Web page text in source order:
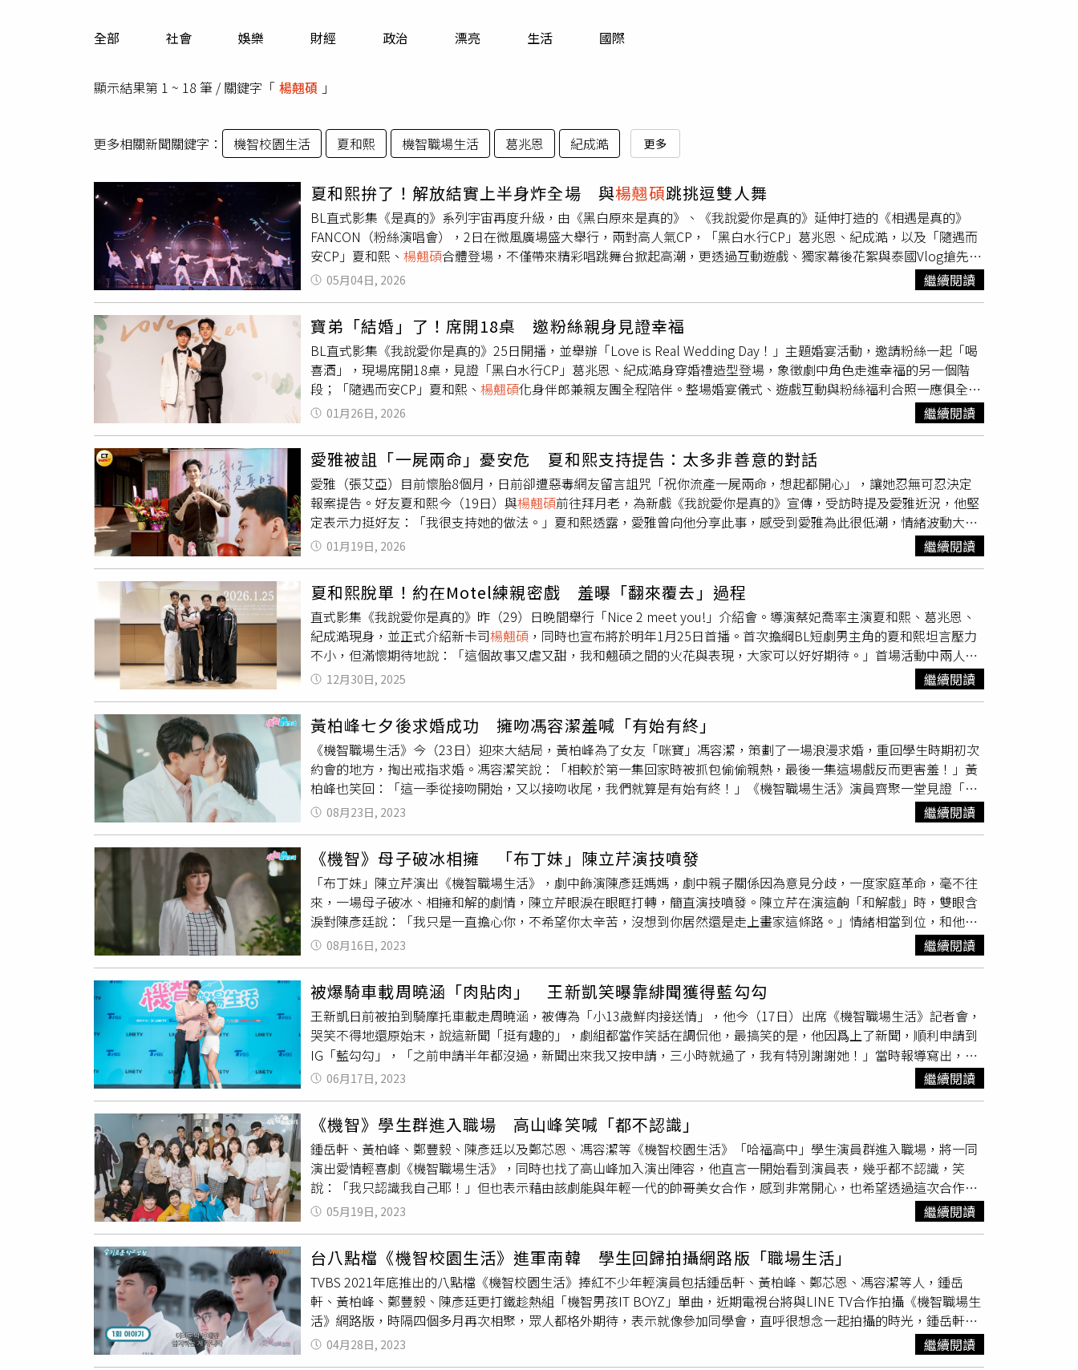
運勢
全部 社會 娛樂 財經 政治 漂亮 生活 國際
顯示結果第 1 ~ 18 筆 / 關鍵字「 楊翹碩 」
更多相關新聞關鍵字： 機智校園生活 夏和熙 機智職場生活 葛兆恩 紀成澔 更多
夏和熙拚了！解放結實上半身炸全場 與楊翹碩跳挑逗雙人舞
BL直式影集《是真的》系列宇宙再度升級，由《黑白原來是真的》、《我說愛你是真的》延伸打造的《相遇是真的》
FANCON（粉絲演唱會），2日在微風廣場盛大舉行，兩對高人氣CP，「黑白水行CP」葛兆恩、紀成澔，以及「隨遇而
安CP」夏和熙、 楊翹碩合體登場，不僅帶來精彩唱跳舞台掀起高潮，更透過互動遊戲、獨家幕後花絮與泰國Vlog搶先曝
光，將戲劇中的甜蜜情感延伸至現場。為了這次演出，四人密集半個月進行高強度唱跳排練，全面升級舞台表現。其
中，夏和熙更被公認是團隊裡的「最拚擔當」，不只全程投入練習，還主動盯大家練歌、動作細節、協調整體呈現，甚
拚男團出道，每天都懷疑自己是不是接錯工作，但我們是用最高規格在準備，希望讓粉絲玩得開心、看得過癮。」
碩則自曝：「一開始跟不上進度，壓力大到不行，還請舞蹈總監加課，很感謝幕後團隊的幫助與包容，今天結束終於可
以安心睡覺了！」兩人帶來充滿挑逗氛圍的雙人舞演出，互動張力十足，夏和熙更大方解放，秀出結實上半身，瞬間引
爆現場尖叫聲。紀成澔（左起）、葛兆恩、夏和熙、楊翹碩攜手登台，打造專屬粉絲的甜蜜宇宙同樂會。（圖／結果娛
樂提供）葛兆恩、紀成澔也首度帶來全新單曲〈是真的喜歡你〉，驚喜搶先曝光寵粉，葛兆恩透露，當初在眾多demo
中一聽就鎖定這首歌，「一聽就覺得很適合他唱。」語氣滿是對紀成澔的了解與信任。紀成澔則甜回：「我也一聽就很
喜歡，但真的超難唱！」坦言歌曲不僅音域高，還得邊唱邊跳，難度大幅提升，是一次「跳脫舒適圈」的突破，也讓成
就感倍增。兩人此次挑戰K-POP舞蹈，演出前頻繁相約排練，葛兆恩感性表示，回頭細想才發現紀成澔幾乎從不拒絕他
的提議，「只要我想做的事，他都會盡量配合，真的很謝謝他對我的好！」連帶連聽音樂的口味也被「帶跑」，笑說：
「我本來都聽老歌居多，現在播放清單整個變年輕。」紀成澔則透露，前陣子同時備戰偶像運動會與舞台演出，幾乎天
天高強度訓練，苦笑直言「真的是體力活」，更自嘲不但沒變瘦，「反而練出一身肌肉」。製作人兼導演蔡妃喬也提
到，希望未來還有機會用不同形式繼續延伸《是真的》的故事宇宙，「只要大家還想看，我們就會努力讓更多相遇成
真！」此外，《我說愛你是真的》番外篇彩蛋已於5月1日在OnReel App正式上架。夏和熙（左）大方展現結實體態，
與楊翹碩帶來充滿張力的雙人舞演出，氛圍火熱。（圖／結果娛樂提供）
05月04日, 2026 繼續閱讀
寶弟「結婚」了！席開18桌 邀粉絲親身見證幸福
BL直式影集《我說愛你是真的》25日開播，並舉辦「Love is Real Wedding Day！」主題婚宴活動，邀請粉絲一起「喝
喜酒」，現場席開18桌，見證「黑白水行CP」葛兆恩、紀成澔身穿婚禮造型登場，象徵劇中角色走進幸福的另一個階
段；「隨遇而安CP」夏和熙、 楊翹碩化身伴郎兼親友團全程陪伴。整場婚宴儀式、遊戲互動與粉絲福利合照一應俱全，
打造前所未有的沉浸式BL婚禮體驗。整場婚宴流程比照正式婚禮規格進行，來自馬來西亞的紀成澔，難掩興奮之情，分
享道：「這是我第一次在台灣參與婚禮，現場佈置彷彿回到劇中，真的非常幸福開心。」此外，紀成澔手中的捧花同樣
尾牙現金還開心！」現場星光齊聚，同劇演員及眾多好友與粉絲一同見證《我說愛你是真的》的高人氣與熱烈聲勢。
《我說愛你是真的》舉辦「Love is Real Wedding Day！」主題婚宴活動，左起為 楊翹碩、夏和熙、紀成澔、葛兆恩。
（圖／結果娛樂提供）婚宴活動驚喜連連，客串演出的許孟維擔任婚禮主持，發揮獨特魅力與幽默感；朱宇青則受邀擔
任婚禮歌手，深情獻唱〈都可以愛了〉，以療癒嗓音打動眾人。主演夏和熙與 楊翹碩首次公開合唱新歌〈沈迷於浪
漫〉，兩人合唱時雖有小「凸槌」，卻因自然流露的曖昧互動反而更添甜度。壓軸表演的葛兆恩首度帶來唱跳新歌
〈Summer Crush〉，演出中驚喜邀請紀成澔上台共舞，瞬間點燃全場氣氛。談到這次的新歌表演，葛兆恩表示：「過
去搭配戲劇推出的音樂作品多偏向抒情風格，這次則回到自己最擅長的輕快饒舌曲風，加上粉絲敲碗已久的唱跳表演，
希望能在新的一年帶給大家耳目一新的舞台。」《我說愛你是真的》夏和熙（中）以劇中「表哥」家長身分將紀成澔
（右）交付給葛兆恩。（圖／結果娛樂提供）活動上不僅安排兩對CP的親密互動遊戲，還搶先曝光《我說愛你是真的》
中「黑白水行CP」的求婚橋段，以及「隨遇而安CP」的多個親吻畫面，粉絲尖叫聲此起彼落。夏和熙也兌現先前在
「Nice 2 meet you！」介紹會上對粉絲的承諾，親手送出精心準備的禮物。導演蔡妃喬表示：「這場婚宴，是想打造台
灣BL劇首場沉浸式婚禮體驗，讓粉絲以賓客的身分，親自參與這段愛情的重要時刻。非常感謝所有演員的全心投入，也
謝謝一路支持《是真的》系列的粉絲們。」《我說愛你是真的》葛兆恩首唱新歌〈Summer Crush〉，滿足粉絲敲碗已
久的唱跳表演。（圖／結果娛樂提供）《我說愛你是真的》葛兆恩（左）、紀成澔以角色身分甜蜜完成交換戒指儀式。
（圖／結果娛樂提供）
01月26日, 2026 繼續閱讀
愛雅被詛「一屍兩命」憂安危 夏和熙支持提告：太多非善意的對話
愛雅（張艾亞）目前懷胎8個月，日前卻遭惡毒網友留言詛咒「祝你流產一屍兩命，想起都開心」，讓她忍無可忍決定
報案提告。好友夏和熙今（19日）與楊翹碩前往拜月老，為新戲《我說愛你是真的》宣傳，受訪時提及愛雅近況，他堅
定表示力挺好友：「我很支持她的做法。」夏和熙透露，愛雅曾向他分享此事，感受到愛雅為此很低潮，情緒波動大，
畢竟懷孕受賀爾蒙影響，會比較杞人憂天。他跟愛雅住同社區，也安撫對方，社區有警衛、醫院也有保全把關，人身絕
對安全。他也支持愛雅提告，「我很支持她這個做法，現在網路上真的有太多非善意的對話了。如果你不喜歡這個人，
可以選擇沉默，但沒必要惡言相向。」夏和熙坦言，兩人出道多年，面對酸言酸語早已能自我消化，但這次涉及尚未出
生的小孩，因此他非常支持愛雅遏制這種惡意行為。夏和熙與楊翹碩宣傳新戲《我說愛你是真的》。（圖／侯世駿攝）
為了緩解愛雅的低潮，夏和熙出奇招，拿出《我說愛你是真的》跟楊翹碩的親密戲畫面給她看，「愛雅可能也喜歡這種
很強勢的擁抱、親吻，她就有跳起來，我還叫她冷靜！」甚至開心到肚子裡的寶寶也有明顯胎動。夏和熙與楊翹碩合作
《我說愛你是真的》，談起劇中的親密場面，夏和熙最難忘的是在樣品屋拍攝的對手戲，導演蔡妃喬希望情緒自然流
動，現場幾乎沒有喊卡，直到上衣釦子被解開、褲子退到膝蓋才停下，讓他既驚又羞，笑稱：「尺度也太突破了吧！」
拍攝親密戲時，夏和熙自曝一緊張就會變成「粉紅色」，臉紅、脖子紅全寫在臉上，害羞反應藏不住。BL直式影集《我
說愛你是真的》25日起，優酷國際版YOUKU App、OnReel App、mov App、VBL Series YouTube頻道播出。
01月19日, 2026 繼續閱讀
夏和熙脫單！約在Motel練親密戲 羞曝「翻來覆去」過程
直式影集《我說愛你是真的》昨（29）日晚間舉行「Nice 2 meet you!」介紹會。導演蔡妃喬率主演夏和熙、葛兆恩、
紀成澔現身，並正式介紹新卡司楊翹碩 ，同時也宣布將於明年1月25日首播。首次擔綱BL短劇男主角的夏和熙坦言壓力
不小，但滿懷期待地說：「這個故事又虐又甜，我和翹碩之間的火花與表現，大家可以好好期待。」首場活動中兩人簽
下「愛情契約」，夏和熙大喊終於脫單，超甜互動引起全場熱烈歡呼。夏和熙與
首次合作，劇中有多場親密戲，
到Motel進行讀本排練，「真的翻來覆去一直練習！」楊
之間的情感。」夏和熙則幽默形容，因為詮釋的是成人式的戀愛，兩人「先上車才試車」，被追問「上車」的感受時，
他語帶玄機表示：「第一天不行，第二天還可以。」妙語如珠，逗笑眾人。楊翹碩（左）親手幫夏和熙「打領帶」親暱
互動甜度爆表。（圖／結果娛樂提供） 身兼出品人與製作人的葛兆恩相當讚賞夏和熙與楊翹碩自然流露的化學反應，直
言：「本以為他們需要時間磨合，沒想到開拍第一天就表現得非常自在。」紀成澔則打趣表示：「他們的互動可圈可
點，尤其吻戲親得很好，我們都在現場看，真的是大人的尺度。」葛兆恩與紀成澔延續《黑白原來是真的》的絕佳默契
12月30日, 2025 繼續閱讀
黃柏峰七夕後求婚成功 擁吻馮容潔羞喊「有始有終」
《機智職場生活》今（23日）迎來大結局，黃柏峰為了女友「咪寶」馮容潔，策劃了一場浪漫求婚，重回學生時期初次
約會的地方，掏出戒指求婚。馮容潔笑說：「相較於第一集回家時被抓包偷偷親熱，最後一集這場戲反而更害羞！」黃
柏峰也笑回：「這一季從接吻開始，又以接吻收尾，我們就算是有始有終！」《機智職場生活》演員齊聚一堂見證「川
咪CP」的求婚現場。（圖／LINE TV、TVBS）由於《機智》系列CP陸續修成正果，演員們也被問到，現實生活中誰最有
可能閃婚？在劇中飾演「藍守為」的陳彥廷率先被點名，連他本人都認證：「對啊，我是比較默默的那種，搞不好我現
在其實已經...（結婚）。」勁爆發言讓全場一度混亂，讓陳彥廷連忙澄清說「開玩笑的！」而鄭豐毅則是推選「酒令」
李星鏴，認為她最有可能閃婚：「因為她要遇到一個愛情很難，她只要一抓到就趕快先結婚。」引來全場爆笑，不過鄭
豐毅也趕緊補充，是因為跟李星鏴感情很好，所以才敢這樣開玩笑。《機智職場生活》陳彥廷被指可能是閃婚族。（圖
／LINE TV、TVBS）鍾岳軒與鄭芯恩組成的「安凌CP」，劇中感情則是備受考驗，優質天菜「鍾世安」王碩瀚半路殺
出，對鄭芯恩展開追求，兩人不僅工作上黏在一起，有一幕王碩瀚緊緊擁抱鄭芯恩的鏡頭，還被鍾岳軒當場撞見，讓身
為正牌男友的他相當衝擊，但他始終選擇給予女友百分百的信任。反觀鍾岳軒本人，戲外可就一點都不淡定，抵達片場
時，鍾岳軒就拿著他與鄭芯恩的戒指，吃醋地說：「我還帶這個來幹嘛，我今天不是來抓姦的嗎？妳（鄭芯恩）剛剛不
是舌吻嗎？」鄭芯恩還調皮附和：「你有看到？我還跟他回家啊，你有看到是不是？」鍾岳軒被鬧得只好回覆：「不愧
是我老婆，有在學。」沒想到鄭芯恩又開玩笑回：「女人不壞，男人不愛」讓鍾岳軒笑翻，另類甜蜜放閃。《機智職場
生活》鍾岳軒(左)與鄭芯恩(右)也迎來美好結局。（圖／LINE TV、TVBS）劇中角色「守艾CP」 陳彥廷、賴雅琪與「珍
猩CP」王新凱、吳玳慈，以及「蘋明CP」楊翹碩、孔令元，「ㄚ遠CP」商鈞、王敏淳也迎來幸福結局，而這次新加入
的演員王碩瀚，劇中有吃重戲份，雖然最後沒有愛的歸屬，但也收穫滿滿，坦言：「一開始加入（劇組）時，有點像是
轉學生的感覺，但是大家都給我那種很熱情的回應、回饋，發自內心感謝你們（機智演員），讓我很放鬆去演。」《機
智職場生活》迎來尾聲，除了演員不捨，粉絲也直呼看不夠，紛紛留言「希望能加碼看到他們的婚禮以及婚後生活」
「希望看到所有人都能修成正果」「超級希望有第二季」，足見戲劇的高人氣。《機智職場生活》LINE TV 本週三晚間8
點，完結篇全網首播。TVBS 劇在一起YouTube頻道本週四晚間9點半，TVBS 42頻道每週六晚間10點播出。
08月23日, 2023 繼續閱讀
《機智》母子破冰相擁 「布丁妹」陳立芹演技噴發
「布丁妹」陳立芹演出《機智職場生活》，劇中飾演陳彥廷媽媽，劇中親子關係因為意見分歧，一度家庭革命，毫不往
來，一場母子破冰、相擁和解的劇情，陳立芹眼淚在眼眶打轉，簡直演技噴發。陳立芹在演這齣「和解戲」時，雙眼含
淚對陳彥廷說：「我只是一直擔心你，不希望你太辛苦，沒想到你居然還是走上畫家這條路。」情緒相當到位，和他對
戲的陳彥廷更大讚陳立芹：「一起對戲時不會緊張，她是個很好相處的前輩，很健談，沒有距離感。」《機智職場生
活》陳立芹(左)與陳彥廷(右)成功修復母子關係。（圖／LINE TV）劇情最後，陳彥廷也藉機向女友賴雅琪(飾 艾麗絲)求
婚，甜蜜收尾，讓長期支持《機智》系列的死忠觀眾相當感動，直言「守艾CP根本就是模範情侶」、「有這麼好的結局
真的好高興」。另一對人氣情侶「蘋明CP」則是迎來他們最印象深刻的「淋雨戲」，明明是浪漫的劇情，兩人非常緊
張，就深怕NG，還好過程順利。不過孔令元也額外爆料楊翹碩，拍完這場戲，服裝組要幫他們烘乾衣服，「一般來說可
能會穿自己衣服，或是披著什麼，結果楊翹碩 他老兄，把所有衣服都拿去烘，他全身上下就只有那一條浴巾圍著。」楊
翹碩則笑回：「因為濕濕的衣服穿在身上非常冷，所以乾脆包浴巾，還好不會尷尬，因為沒露出什麼重要的部位。」
《機智職場生活》LINE TV 每週一、週三晚間8點，全網首播。TVBS 劇在一起YouTube頻道每週二、週四 晚間9點半，
(左)與孔令元(右)坦言拍攝前相當緊張。（圖／LINE TV）
08月16日, 2023 繼續閱讀
被爆騎車載周曉涵「肉貼肉」 王新凱笑曝靠緋聞獲得藍勾勾
王新凱日前被拍到騎摩托車載走周曉涵，被傳為「小13歲鮮肉接送情」，他今（17日）出席《機智職場生活》記者會，
哭笑不得地還原始末，說這新聞「挺有趣的」，劇組都當作笑話在調侃他，最搞笑的是，他因爲上了新聞，順利申請到
IG「藍勾勾」，「之前申請半年都沒過，新聞出來我又按申請，三小時就過了，我有特別謝謝她！」當時報導寫出，女
神周曉涵跳上他的機車，肉貼肉十分曖昧。王新凱解釋，當時是參加完一個走秀活動，大家約好一起吃飯，殊不知有些
人被粉絲包圍，「我原本要騎走，同劇有人說她被圍住，我看到姊（周曉涵）在那裡，她問我有沒有安全帽，我就送她
去吃飯。」至於「肉貼肉」這個詞彙，他喊冤：「其實沒有（肉貼肉），完全沒有碰到！」並說周曉涵當時從後面雙手
扶他的肩膀而已，他當下的心情也很緊張：「我很怕觸碰到。」並表示與周曉涵「完全沒有」超乎工作的情誼，他本人
可以接受「差5歲」的姊弟戀，意指周曉涵年紀太大？他趕緊圓過來：「我是比較看個性，還是要相處。」《機智職場
生活》今舉辦記者會。林茉晶（左一）、熊少彤、李星鏴、賴雅琪、鄭芯恩、高山峰、馮容潔、吳玳慈、王敏淳、孔令
元、鍾岳軒（左下一）、陳彥廷、王碩瀚、逸祥、鄭豐毅、商鈞、黃柏峰、王新凱、楊翹碩。（圖／TVBS提供）鍾岳軒
透露王新凱「因禍得福」，因此獲得IG藍勾勾，王新凱笑說，之前申請過，送出半年仍靜悄悄，這次新聞出來後，他再
度申請，過三小時就拿到拿勾勾，他笑說：「審核人員真的有在看新聞。」他也跟周曉涵分享這件事，笑說：「她說恭
喜啊！」黃柏鋒也是申請不到藍勾勾的苦主，高山峰建議他乾脆「開公車」，整票演員都坐上去，這樣大家都能有藍勾
勾了。《機智職場生活》6月19日起，LINE TV 每週一、週三 晚間8點，全網首播。TVBS 劇在一起YouTube頻道每週
二、週四 晚間9點半，TVBS 42頻道每週六晚間10點，準時播出。
06月17日, 2023 繼續閱讀
《機智》學生群進入職場 高山峰笑喊「都不認識」
鍾岳軒、黃柏峰、鄭豐毅、陳彥廷以及鄭芯恩、馮容潔等《機智校園生活》「哈福高中」學生演員群進入職場，將一同
演出愛情輕喜劇《機智職場生活》，同時也找了高山峰加入演出陣容，他直言一開始看到演員表，幾乎都不認識，笑
說：「我只認識我自己耶！」但也表示藉由該劇能與年輕一代的帥哥美女合作，感到非常開心，也希望透過這次合作，
讓更多年輕觀眾認識自己這個大叔。高山峰加入《機智職場生活》卡司陣容。（圖／TVBS提供）而因《機智校園生活》
出道的「機智男孩IT BOYZ」鍾岳軒、陳彥廷為新劇獻唱插曲〈我不該愛她〉，鍾岳軒提到出道以來的曲風，如：
〈Wake Up〉、〈We Can Fight〉偏向陽光輕快的類型，希望藉由這首歌展現更為成熟的一面，同時貼合戲裡哈福高中
同學們紛紛轉變成大人的全新面貌，兩人都很期待未來粉絲聽到〈我不該愛她〉的反應。陳彥廷(左) 鍾岳軒為《機智職
場生活》獻唱插曲〈我不該愛她〉。（圖／TVBS提供）鍾岳軒、陳彥廷透露面對情傷都屬於自我沉澱的類型，陳彥廷通
常會把自己關在家，狂聽周杰倫的歌，過幾天就沒事。而兩人最想推薦鄭豐毅翻唱〈我不該愛她〉，笑說：「他就一直
愛不到想愛的人啊！MV主角就是他了啦！」讓在一旁的鄭豐毅哭笑不得。《機智職場生活》由高山峰、鍾岳軒、黃柏
峰、鄭豐毅、陳彥廷、王新凱、
、商鈞、鄭芯恩、馮容潔、李星鏴、孔令元、賴雅琪、王敏淳、吳玳慈、王碩
05月19日, 2023 繼續閱讀
台八點檔《機智校園生活》進軍南韓 學生回歸拍攝網路版「職場生活」
TVBS 2021年底推出的八點檔《機智校園生活》捧紅不少年輕演員包括鍾岳軒、黃柏峰、鄭芯恩、馮容潔等人，鍾岳
軒、黃柏峰、鄭豐毅、陳彥廷更打鐵趁熱組「機智男孩IT BOYZ」單曲，近期電視台將與LINE TV合作拍攝《機智職場生
活》網路版，時隔四個多月再次相聚，眾人都格外期待，表示就像參加同學會，直呼很想念一起拍攝的時光，鍾岳軒、
黃柏峰透露讀本開始，大家瞬間就回到原本的角色：「感覺都回來了！」《機智職場生活》即將開拍，演員齊聚讀本。
楊翹碩、商鈞、鄭
04月28日, 2023 繼續閱讀